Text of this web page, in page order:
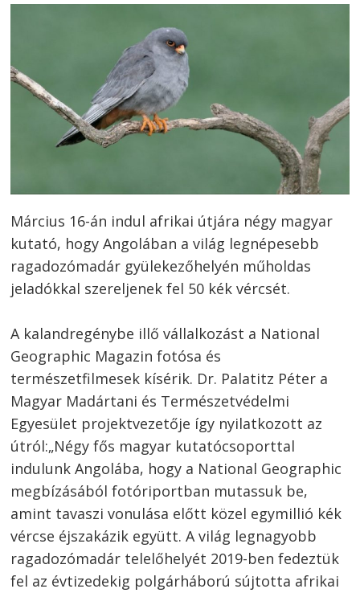
Március 16-án indul afrikai útjára négy magyar
kutató, hogy Angolában a világ legnépesebb
ragadozómadár gyülekezőhelyén műholdas
jeladókkal szereljenek fel 50 kék vércsét.
A kalandregénybe illő vállalkozást a National
Geographic Magazin fotósa és
természetfilmesek kísérik. Dr. Palatitz Péter a
Magyar Madártani és Természetvédelmi
Egyesület projektvezetője így nyilatkozott az
útról:„Négy fős magyar kutatócsoporttal
indulunk Angolába, hogy a National Geographic
megbízásából fotóriportban mutassuk be,
amint tavaszi vonulása előtt közel egymillió kék
vércse éjszakázik együtt. A világ legnagyobb
ragadozómadár telelőhelyét 2019-ben fedeztük
fel az évtizedekig polgárháború sújtotta afrikai